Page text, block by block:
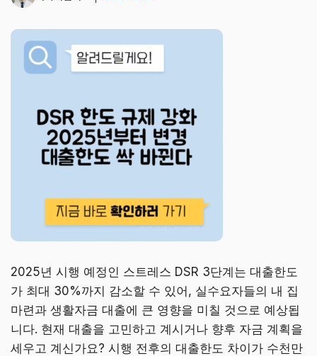
2025년 시행 예정인 스트레스 DSR 3단계는 대출한도
가 최대 30%까지 감소할 수 있어, 실수요자들의 내 집
마련과 생활자금 대출에 큰 영향을 미칠 것으로 예상됩
니다. 현재 대출을 고민하고 계시거나 향후 자금 계획을
세우고 계신가요? 시행 전후의 대출한도 차이가 수천만